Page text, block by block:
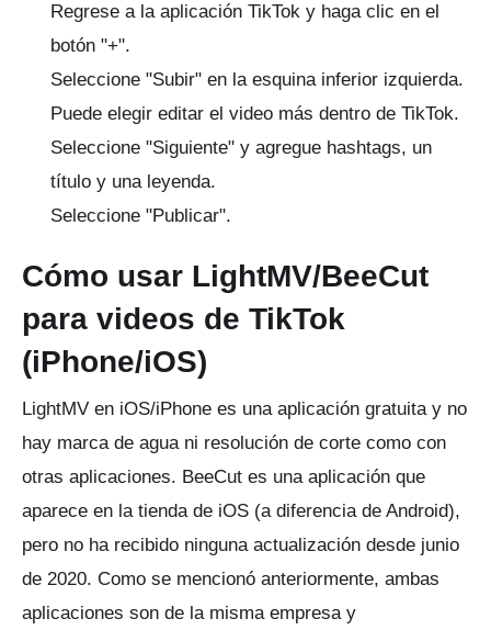
Regrese a la aplicación TikTok y haga clic en el
botón "+".
Seleccione "Subir" en la esquina inferior izquierda.
Puede elegir editar el video más dentro de TikTok.
Seleccione "Siguiente" y agregue hashtags, un
título y una leyenda.
Seleccione "Publicar".
Cómo usar LightMV/BeeCut
para videos de TikTok
(iPhone/iOS)
LightMV en iOS/iPhone es una aplicación gratuita y no
hay marca de agua ni resolución de corte como con
otras aplicaciones. BeeCut es una aplicación que
aparece en la tienda de iOS (a diferencia de Android),
pero no ha recibido ninguna actualización desde junio
de 2020. Como se mencionó anteriormente, ambas
aplicaciones son de la misma empresa y